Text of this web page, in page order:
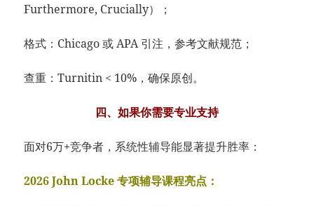
Furthermore, Crucially）；
格式：Chicago 或 APA 引注，参考文献规范；
查重：Turnitin < 10%，确保原创。
四、如果你需要专业支持
面对6万+竞争者，系统性辅导能显著提升胜率：
2026 John Locke 专项辅导课程亮点：